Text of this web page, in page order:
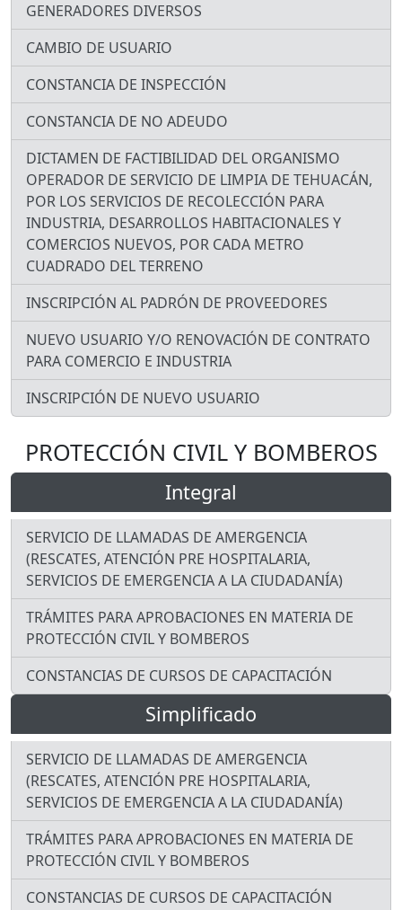
GENERADORES DIVERSOS
CAMBIO DE USUARIO
CONSTANCIA DE INSPECCIÓN
CONSTANCIA DE NO ADEUDO
DICTAMEN DE FACTIBILIDAD DEL ORGANISMO
OPERADOR DE SERVICIO DE LIMPIA DE TEHUACÁN,
POR LOS SERVICIOS DE RECOLECCIÓN PARA
INDUSTRIA, DESARROLLOS HABITACIONALES Y
COMERCIOS NUEVOS, POR CADA METRO
CUADRADO DEL TERRENO
INSCRIPCIÓN AL PADRÓN DE PROVEEDORES
NUEVO USUARIO Y/O RENOVACIÓN DE CONTRATO
PARA COMERCIO E INDUSTRIA
INSCRIPCIÓN DE NUEVO USUARIO
PROTECCIÓN CIVIL Y BOMBEROS
Integral
SERVICIO DE LLAMADAS DE AMERGENCIA
(RESCATES, ATENCIÓN PRE HOSPITALARIA,
SERVICIOS DE EMERGENCIA A LA CIUDADANÍA)
TRÁMITES PARA APROBACIONES EN MATERIA DE
PROTECCIÓN CIVIL Y BOMBEROS
CONSTANCIAS DE CURSOS DE CAPACITACIÓN
Simplificado
SERVICIO DE LLAMADAS DE AMERGENCIA
(RESCATES, ATENCIÓN PRE HOSPITALARIA,
SERVICIOS DE EMERGENCIA A LA CIUDADANÍA)
TRÁMITES PARA APROBACIONES EN MATERIA DE
PROTECCIÓN CIVIL Y BOMBEROS
CONSTANCIAS DE CURSOS DE CAPACITACIÓN